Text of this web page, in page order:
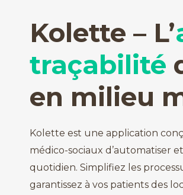
Kolette – L’
traçabilité
en milieu
Kolette est une application
médico-sociaux d’automatiser
quotidien. Simplifiez les
garantissez à vos patients des